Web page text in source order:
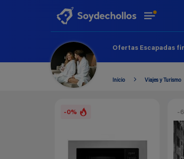
Ofertas Escapadas
Inicio Viajes y Turismo
-0% -